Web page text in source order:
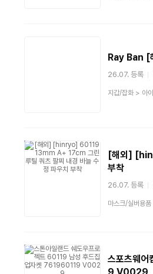
Ray Ban [
26.07. 등록
상
지갑/잡화> 아
[해외]
부착
26.07. 등록
상
마스크/실버용품
스포츠웨어